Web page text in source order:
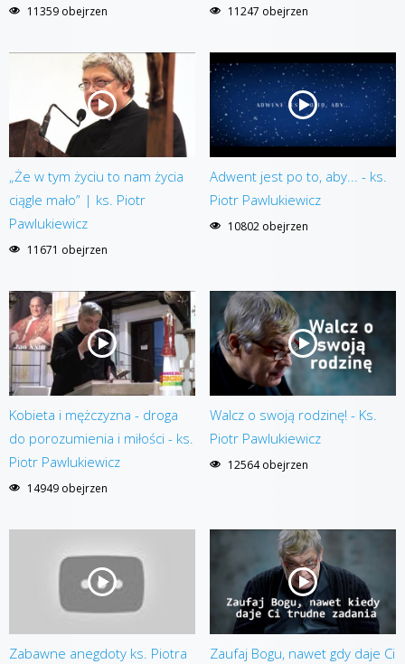
11359 obejrzen 11247 obejrzen
„Że w tym życiu to nam życia
ciągle mało” | ks. Piotr
Pawlukiewicz
11671 obejrzen
Adwent jest po to, aby... - ks.
Piotr Pawlukiewicz
10802 obejrzen
Kobieta i mężczyzna - droga
do porozumienia i miłości - ks.
Piotr Pawlukiewicz
14949 obejrzen
Walcz o swoją rodzinę! - Ks.
Piotr Pawlukiewicz
12564 obejrzen
Zabawne anegdoty ks. Piotra Zaufaj Bogu, nawet gdy daje Ci